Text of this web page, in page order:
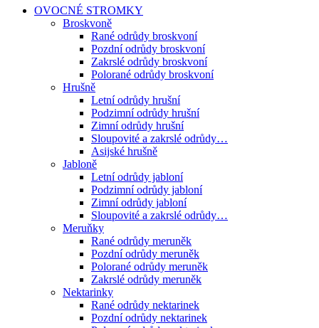
OVOCNÉ STROMKY
Broskvoně
Rané odrůdy broskvoní
Pozdní odrůdy broskvoní
Zakrslé odrůdy broskvoní
Polorané odrůdy broskvoní
Hrušně
Letní odrůdy hrušní
Podzimní odrůdy hrušní
Zimní odrůdy hrušní
Sloupovité a zakrslé odrůdy…
Asijské hrušně
Jabloně
Letní odrůdy jabloní
Podzimní odrůdy jabloní
Zimní odrůdy jabloní
Sloupovité a zakrslé odrůdy…
Meruňky
Rané odrůdy meruněk
Pozdní odrůdy meruněk
Polorané odrůdy meruněk
Zakrslé odrůdy meruněk
Nektarinky
Rané odrůdy nektarinek
Pozdní odrůdy nektarinek